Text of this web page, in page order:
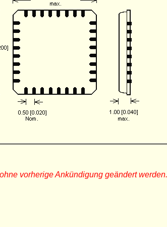
vorherige Ankündigung geändert werden.